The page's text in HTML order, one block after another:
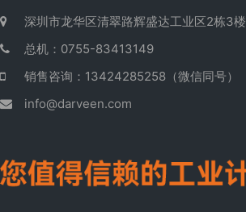
深圳市龙华区清翠路辉盛达工业区2栋3楼
总机：0755-83413149
销售咨询：13424285258（微信同号）
info@darveen.com